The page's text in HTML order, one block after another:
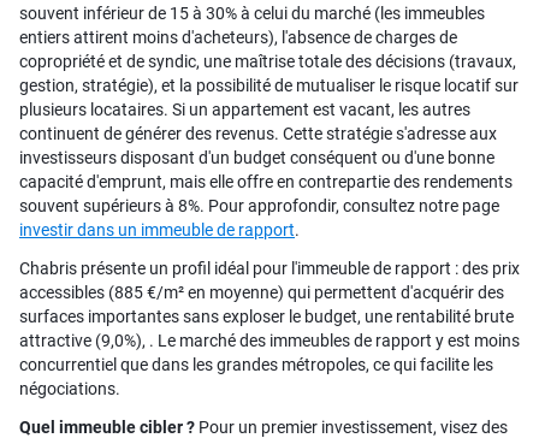
souvent inférieur de 15 à 30% à celui du marché (les immeubles
entiers attirent moins d'acheteurs), l'absence de charges de
copropriété et de syndic, une maîtrise totale des décisions (travaux,
gestion, stratégie), et la possibilité de mutualiser le risque locatif sur
plusieurs locataires. Si un appartement est vacant, les autres
continuent de générer des revenus. Cette stratégie s'adresse aux
investisseurs disposant d'un budget conséquent ou d'une bonne
capacité d'emprunt, mais elle offre en contrepartie des rendements
souvent supérieurs à 8%. Pour approfondir, consultez notre page
investir dans un immeuble de rapport.
Chabris présente un profil idéal pour l'immeuble de rapport : des prix
accessibles (885 €/m² en moyenne) qui permettent d'acquérir des
surfaces importantes sans exploser le budget, une rentabilité brute
attractive (9,0%), . Le marché des immeubles de rapport y est moins
concurrentiel que dans les grandes métropoles, ce qui facilite les
négociations.
Quel immeuble cibler ? Pour un premier investissement, visez des